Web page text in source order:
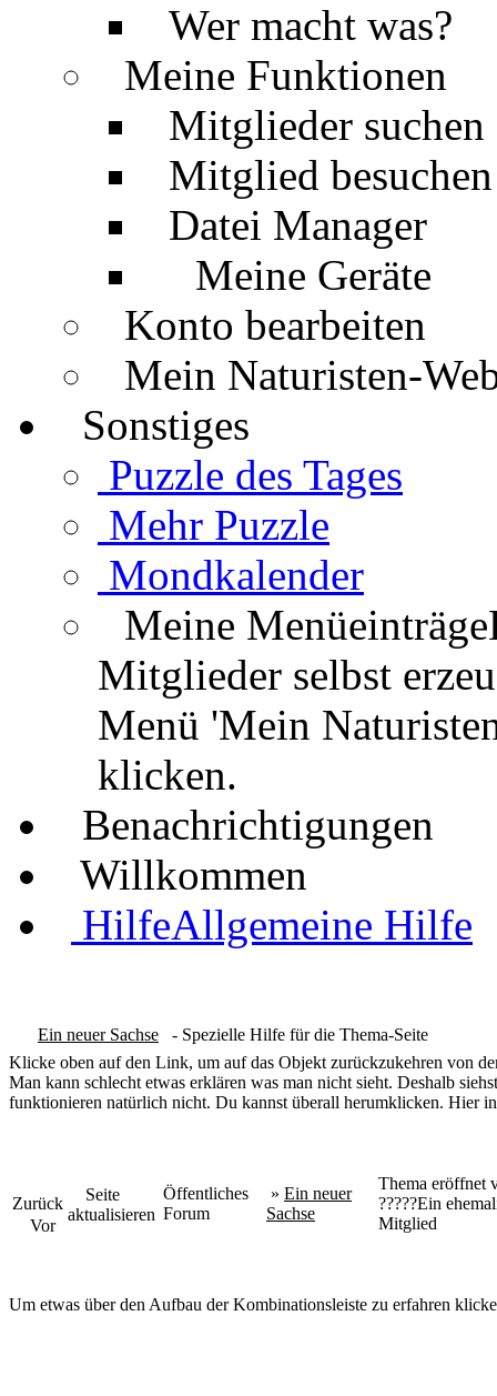
Wer macht was?
Meine Funktionen
Mitglieder suchen
Mitglied besuchen
Datei Manager
Meine Geräte
Konto bearbeiten
Mein Naturisten-
Sonstiges
Puzzle des Tages
Mehr Puzzle
Mondkalender
Meine Menüeinträge
Mitglieder selbst
Menü 'Mein
klicken.
Benachrichtigungen
Willkommen
HilfeAllgemeine Hilfe
Ein neuer Sachse
- Spezielle Hilfe für die Thema-Seite
Klicke oben auf den Link, um auf das Objekt zurückzukehren von
Man kann schlecht etwas erklären was man nicht sieht. Deshalb
funktionieren natürlich nicht. Du kannst überall herumklicken. Hier
Zurück
Vor
Seite
aktualisieren
Öffentliches
Forum
» Ein neuer
Sachse
Thema eröffnet
?????Ein
Mitglied
Um etwas über den Aufbau der Kombinationsleiste zu erfahren